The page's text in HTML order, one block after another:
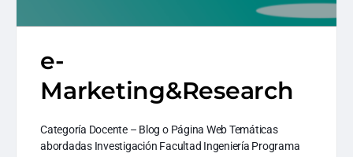
e-
Marketing&Research
Categoría Docente – Blog o Página Web Temáticas
abordadas Investigación Facultad Ingeniería Programa